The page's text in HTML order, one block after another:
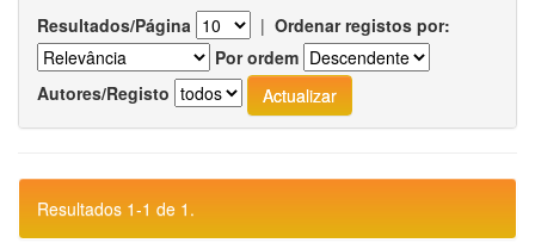
Resultados/Página | Ordenar registos por:
Por ordem
Autores/Registo
Resultados 1-1 de 1.